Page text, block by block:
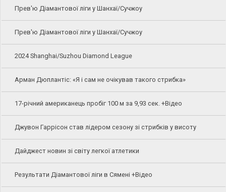
Прев'ю Діамантової ліги у Шанхаї/Сучжоу
Прев'ю Діамантової ліги у Шанхаї/Сучжоу
2024 Shanghai/Suzhou Diamond League
Арман Дюплантіс: «Я і сам не очікував такого стрибка»
17-річний американець пробіг 100 м за 9,93 сек. +Відео
Джувон Гаррісон став лідером сезону зі стрибків у висоту
Дайджест новин зі світу легкої атлетики
Результати Діамантової ліги в Сямені +Відео